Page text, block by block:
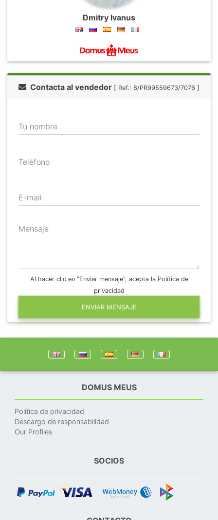
Dmitry Ivanus
Contacta al vendedor [ Ref.: 8/PR99559673/7076 ]
Tu nombre
Teléfono
E-mail
Mensaje
Al hacer clic en "Enviar mensaje", acepta la Política de
privacidad
ENVIAR MENSAJE
DOMUS MEUS
Política de privacidad
Descargo de responsabilidad
Our Profiles
SOCIOS